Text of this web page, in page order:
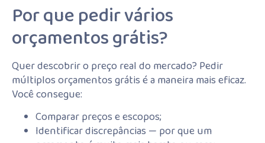
Por que pedir vários
orçamentos grátis?
Quer descobrir o preço real do mercado? Pedir
múltiplos orçamentos grátis é a maneira mais eficaz.
Você consegue:
Comparar preços e escopos;
Identificar discrepâncias — por que um